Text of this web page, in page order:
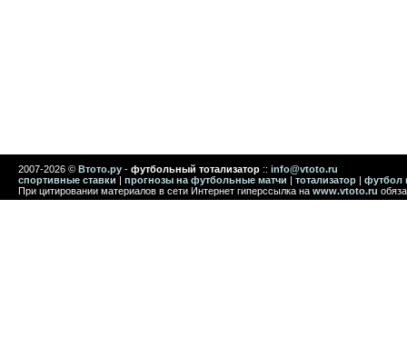
2007-2026 © Втото.ру - футбольный тотализатор :: info@vtoto.ru
спортивные ставки | прогнозы на футбольные матчи | тотализатор | футбол
При цитировании материалов в сети Интернет гиперссылка на www.vtoto.ru